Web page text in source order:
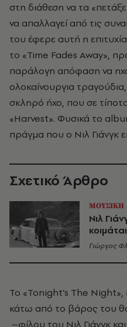
στη διάθεση να τα
να απαλλαγεί από τις
του έφερε αυτή η
το «Time Fades Away»,
παράλογη απόφαση να
ολοκαίνουργια
σκληρό ήχο, που σε τίποτα
«Harvest». Φυσικά το
πράγμα που ο Νιλ Γιάνγκ
Σχετικό Άρθρο
ΜΟΥΣΙΚΗ
Νιλ
κοιμάται
Γιώργος
Το «Tonight’s The
κάτω από το βάρος του
–φίλου του Νιλ Γιάνγκ